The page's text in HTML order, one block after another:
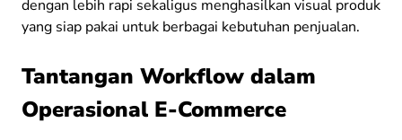
dengan lebih rapi sekaligus menghasilkan visual produk
yang siap pakai untuk berbagai kebutuhan penjualan.
Tantangan Workflow dalam
Operasional E-Commerce